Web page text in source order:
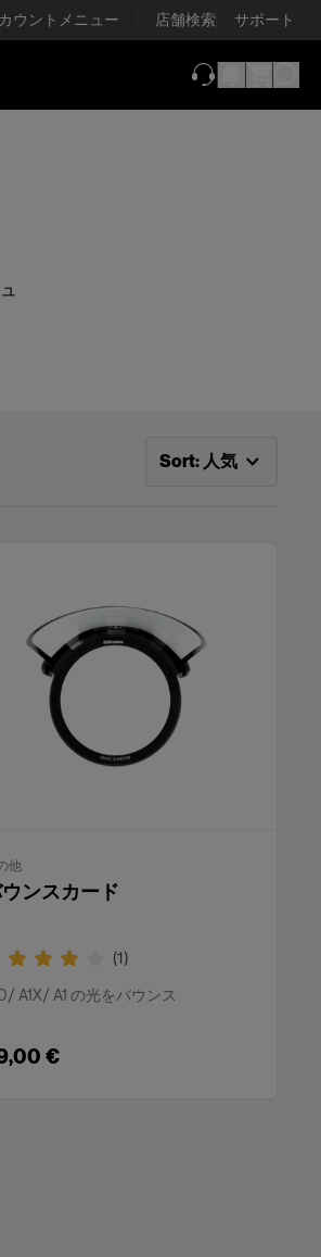
ウントメニュー 店舗検索 サポート
次で並べ替え：
Sort: 人気
他
ンスカード
(1)
A1X/ A1 の光をバウンス
€